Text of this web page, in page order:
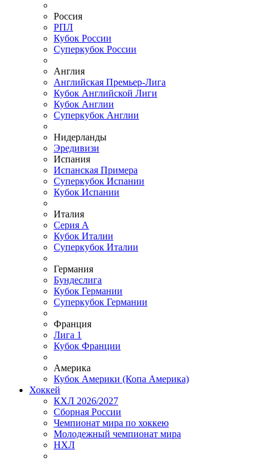
Россия
РПЛ
Кубок России
Суперкубок России
Англия
Английская Премьер-Лига
Кубок Английской Лиги
Кубок Англии
Суперкубок Англии
Нидерланды
Эредивизи
Испания
Испанская Примера
Суперкубок Испании
Кубок Испании
Италия
Серия А
Кубок Италии
Суперкубок Италии
Германия
Бундеслига
Кубок Германии
Суперкубок Германии
Франция
Лига 1
Кубок Франции
Америка
Кубок Америки (Копа Америка)
Хоккей
КХЛ 2026/2027
Сборная России
Чемпионат мира по хоккею
Молодежный чемпионат мира
НХЛ